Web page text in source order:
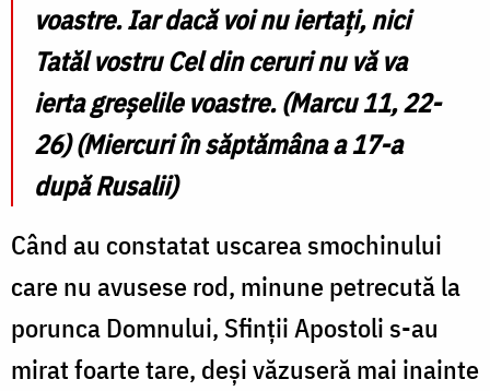
voastre. Iar dacă voi nu iertați, nici
Tatăl vostru Cel din ceruri nu vă va
ierta greșelile voastre. (Marcu 11, 22-
26) (Miercuri în săptămâna a 17-a
după Rusalii)
Când au constatat uscarea smochinului
care nu avusese rod, minune petrecută la
porunca Domnului, Sfinții Apostoli s-au
mirat foarte tare, deși văzuseră mai inainte